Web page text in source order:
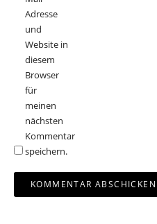
Adresse
und
Website in
diesem
Browser
für
meinen
nächsten
Kommentar
speichern.